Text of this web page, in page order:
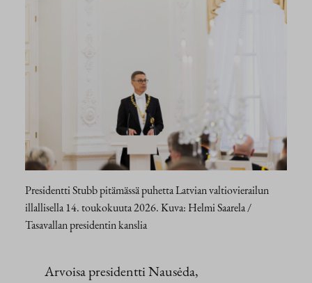
Presidentti Stubb pitämässä puhetta Latvian valtiovierailun
illallisella 14. toukokuuta 2026. Kuva: Helmi Saarela /
Tasavallan presidentin kanslia
Arvoisa presidentti Nausėda,